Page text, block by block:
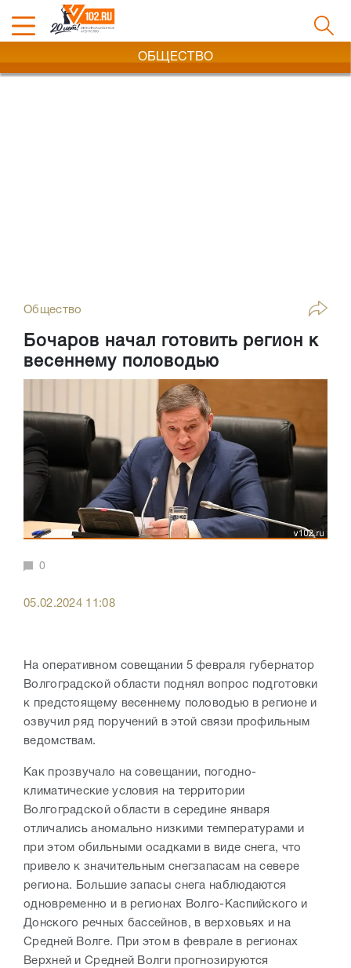
ОБЩЕСТВО
Общество
Бочаров начал готовить регион к
весеннему половодью
0
05.02.2024 11:08
На оперативном совещании 5 февраля губернатор
Волгоградской области поднял вопрос подготовки
к предстоящему весеннему половодью в регионе и
озвучил ряд поручений в этой связи профильным
ведомствам.
Как прозвучало на совещании, погодно-
климатические условия на территории
Волгоградской области в середине января
отличались аномально низкими температурами и
при этом обильными осадками в виде снега, что
привело к значительным снегзапасам на севере
региона. Большие запасы снега наблюдаются
одновременно и в регионах Волго-Каспийского и
Донского речных бассейнов, в верховьях и на
Средней Волге. При этом в феврале в регионах
Верхней и Средней Волги прогнозируются